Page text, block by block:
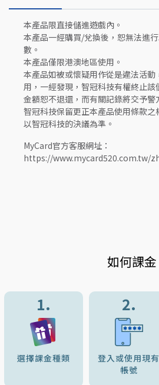
本產品限直接儲進遊戲內。
本產品一經購買/兌換後，恕無法進
數。
本產品僅限港澳地區使用。
本產品如被或懷疑用作從是違法活動
用，一經發現，智冠科技有權終止
金額恕不退還，而有關記錄將交予警
智冠科技保留更正本產品使用條款之
以智冠科技的決議為準。
MyCard官方客服網址：
https://www.mycard520.com.tw/
如何課金
1.
選擇課金種類
2.
登入或使用現有
帳號